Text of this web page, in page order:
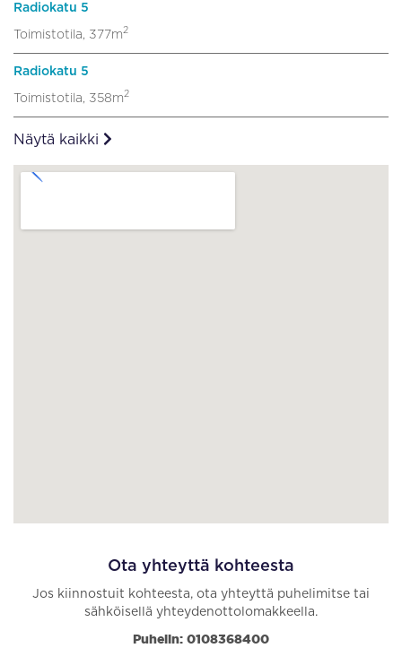
Radiokatu 5
Toimistotila, 377m2
Radiokatu 5
Toimistotila, 358m2
Näytä kaikki
Ota yhteyttä kohteesta
Jos kiinnostuit kohteesta, ota yhteyttä puhelimitse tai
sähköisellä yhteydenottolomakkeella.
Puhelin: 0108368400